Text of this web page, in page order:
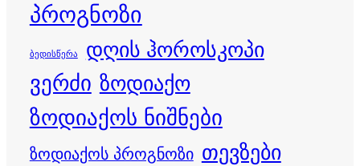
პროგნოზი
ბედისწერა დღის ჰოროსკოპი
ვერძი ზოდიაქო
ზოდიაქოს ნიშნები
ზოდიაქოს პროგნოზი თევზები